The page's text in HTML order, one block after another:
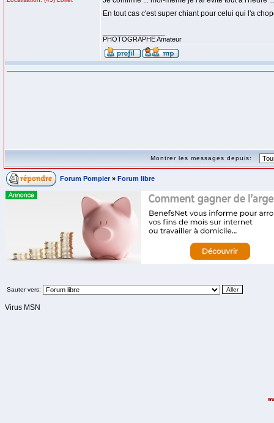
En tout cas c'est super chiant pour celui qui l'a
PHOTOGRAPHE Amateur
Montrer les messages depuis:
Forum Pompier » Forum libre
Sauter vers:
Virus MSN